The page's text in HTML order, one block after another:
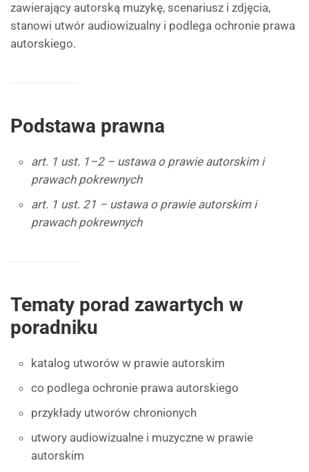
zawierający autorską muzykę, scenariusz i zdjęcia,
stanowi utwór audiowizualny i podlega ochronie prawa
autorskiego.
Podstawa prawna
art. 1 ust. 1–2 – ustawa o prawie autorskim i
prawach pokrewnych
art. 1 ust. 21 – ustawa o prawie autorskim i
prawach pokrewnych
Tematy porad zawartych w
poradniku
katalog utworów w prawie autorskim
co podlega ochronie prawa autorskiego
przykłady utworów chronionych
utwory audiowizualne i muzyczne w prawie
autorskim